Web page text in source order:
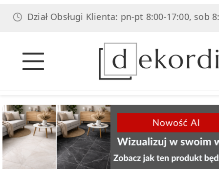
Dział Obsługi Klienta: pn-pt 8:00-17:00, sob 8:00-